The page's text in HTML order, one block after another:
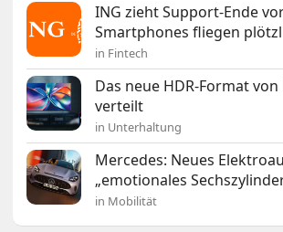
ING zieht Support-Ende
Smartphones fliegen
in Fintech
Das neue HDR-Format
verteilt
in Unterhaltung
Mercedes: Neues
„emotionales
in Mobilität